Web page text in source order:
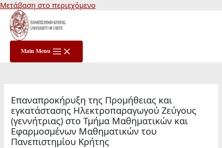
Μετάβαση στο περιεχόμενο
Main Menu
Επαναπροκήρυξη της Προμήθειας και
εγκατάστασης Ηλεκτροπαραγωγού Ζεύγους
(γεννήτριας) στο Τμήμα Μαθηματικών και
Εφαρμοσμένων Μαθηματικών του
Πανεπιστημίου Κρήτης